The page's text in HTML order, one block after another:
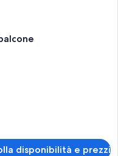
disponibilità e prezzi